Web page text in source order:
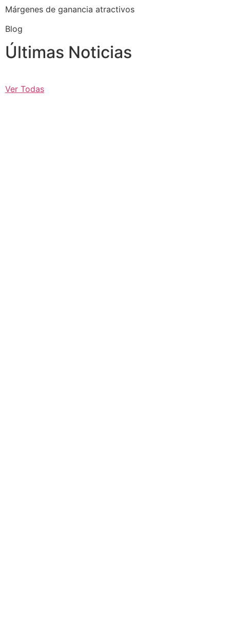
Márgenes de ganancia atractivos
Blog
Últimas Noticias
Ver Todas